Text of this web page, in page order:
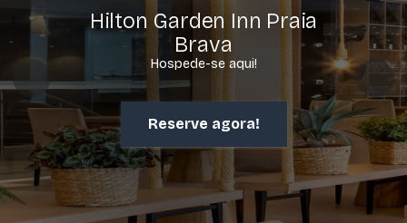
Hilton Garden Inn Praia
Brava
Hospede-se aqui!
Reserve agora!
Hilton Garden Inn Praia
Brava
Hospede-se aqui!
Reserve agora!